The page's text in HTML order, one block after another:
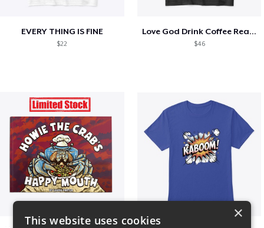
EVERY THING IS FINE
$22
Love God Drink Coffee Read Books
$46
×
This website uses cookies